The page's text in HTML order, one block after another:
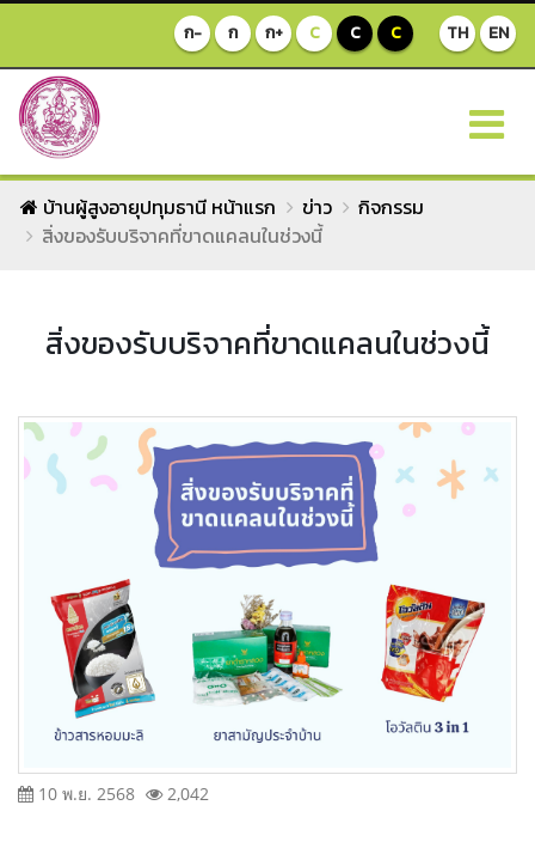
TH EN
ก- ก ก+ C C C
บ้านผู้สูงอายุปทุมธานี หน้าแรก ข่าว
กิจกรรม
สิ่งของรับบริจาคที่ขาดแคลนในช่วงนี้
สิ่งของรับบริจาคที่ขาดแคลนในช่วงนี้
10 พ.ย. 2568 2,042